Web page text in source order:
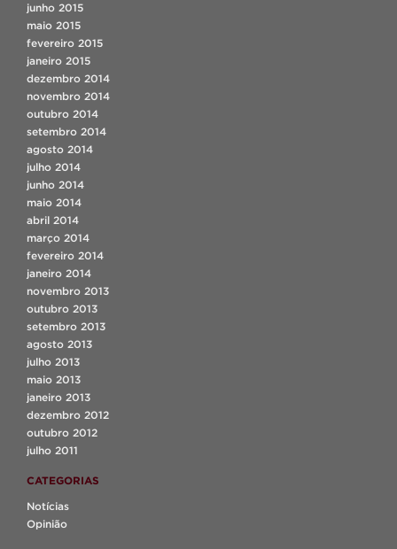
junho 2015
maio 2015
fevereiro 2015
janeiro 2015
dezembro 2014
novembro 2014
outubro 2014
setembro 2014
agosto 2014
julho 2014
junho 2014
maio 2014
abril 2014
março 2014
fevereiro 2014
janeiro 2014
novembro 2013
outubro 2013
setembro 2013
agosto 2013
julho 2013
maio 2013
janeiro 2013
dezembro 2012
outubro 2012
julho 2011
CATEGORIAS
Notícias
Opinião